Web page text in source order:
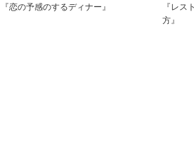
『恋の予感のするディナー』
『レス
方』